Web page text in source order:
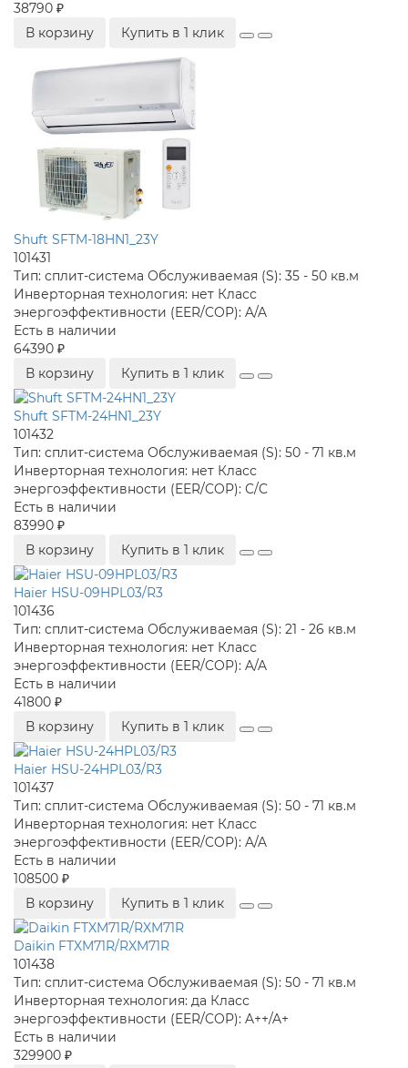
38790 ₽
В корзину
Купить в 1 клик
Shuft SFTM-18HN1_23Y
101431
Тип: сплит-система Обслуживаемая (S): 35 - 50 кв.м
Инверторная технология: нет Класс
энергоэффективности (EER/COP): A/A
Есть в наличии
64390 ₽
В корзину
Купить в 1 клик
Shuft SFTM-24HN1_23Y
101432
Тип: сплит-система Обслуживаемая (S): 50 - 71 кв.м
Инверторная технология: нет Класс
энергоэффективности (EER/COP): C/C
Есть в наличии
83990 ₽
В корзину
Купить в 1 клик
Haier HSU-09HPL03/R3
101436
Тип: сплит-система Обслуживаемая (S): 21 - 26 кв.м
Инверторная технология: нет Класс
энергоэффективности (EER/COP): A/A
Есть в наличии
41800 ₽
В корзину
Купить в 1 клик
Haier HSU-24HPL03/R3
101437
Тип: сплит-система Обслуживаемая (S): 50 - 71 кв.м
Инверторная технология: нет Класс
энергоэффективности (EER/COP): A/A
Есть в наличии
108500 ₽
В корзину
Купить в 1 клик
Daikin FTXM71R/RXM71R
101438
Тип: сплит-система Обслуживаемая (S): 50 - 71 кв.м
Инверторная технология: да Класс
энергоэффективности (EER/COP): A++/A+
Есть в наличии
329900 ₽